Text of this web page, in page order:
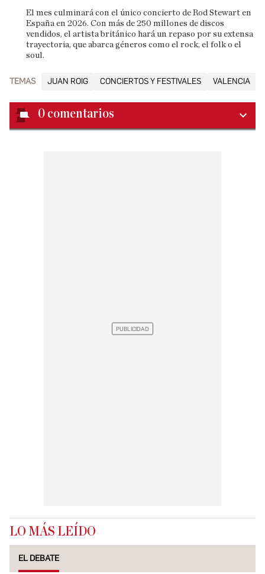
El mes culminará con el único concierto de Rod Stewart en
España en 2026. Con más de 250 millones de discos
vendidos, el artista británico hará un repaso por su extensa
trayectoria, que abarca géneros como el rock, el folk o el
soul.
TEMAS JUAN ROIG CONCIERTOS Y FESTIVALES VALENCIA
0 comentarios
LO MÁS LEÍDO
EL DEBATE